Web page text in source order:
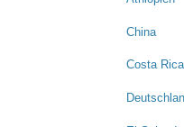
China
Costa Rica